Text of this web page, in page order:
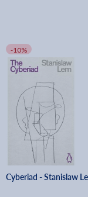
-10%
Cyberiad - Stanislaw